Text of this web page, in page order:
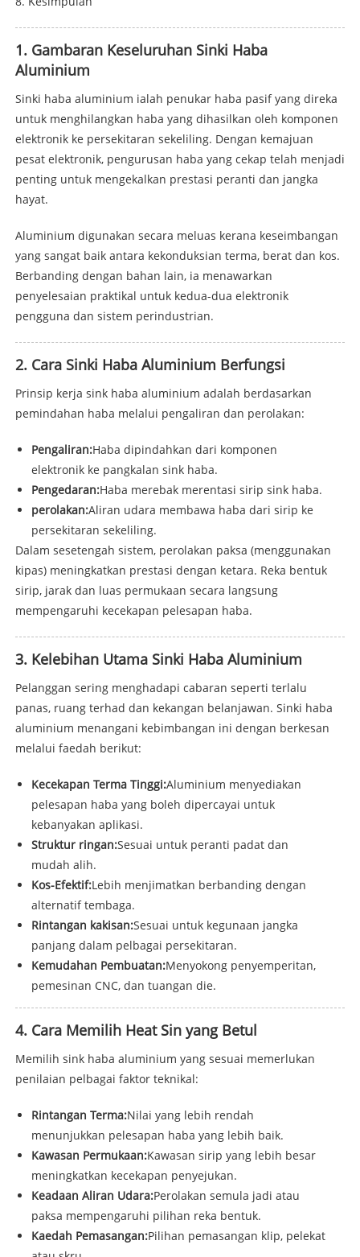
1. Gambaran Keseluruhan Sinki Haba
Aluminium
Sinki haba aluminium ialah penukar haba pasif yang direka
untuk menghilangkan haba yang dihasilkan oleh komponen
elektronik ke persekitaran sekeliling. Dengan kemajuan
pesat elektronik, pengurusan haba yang cekap telah menjadi
penting untuk mengekalkan prestasi peranti dan jangka
hayat.
Aluminium digunakan secara meluas kerana keseimbangan
yang sangat baik antara kekonduksian terma, berat dan kos.
Berbanding dengan bahan lain, ia menawarkan
penyelesaian praktikal untuk kedua-dua elektronik
pengguna dan sistem perindustrian.
2. Cara Sinki Haba Aluminium Berfungsi
Prinsip kerja sink haba aluminium adalah berdasarkan
pemindahan haba melalui pengaliran dan perolakan:
Pengaliran:Haba dipindahkan dari komponen
elektronik ke pangkalan sink haba.
Pengedaran:Haba merebak merentasi sirip sink haba.
perolakan:Aliran udara membawa haba dari sirip ke
persekitaran sekeliling.
Dalam sesetengah sistem, perolakan paksa (menggunakan
kipas) meningkatkan prestasi dengan ketara. Reka bentuk
sirip, jarak dan luas permukaan secara langsung
mempengaruhi kecekapan pelesapan haba.
3. Kelebihan Utama Sinki Haba Aluminium
Pelanggan sering menghadapi cabaran seperti terlalu
panas, ruang terhad dan kekangan belanjawan. Sinki haba
aluminium menangani kebimbangan ini dengan berkesan
melalui faedah berikut:
Kecekapan Terma Tinggi:Aluminium menyediakan
pelesapan haba yang boleh dipercayai untuk
kebanyakan aplikasi.
Struktur ringan:Sesuai untuk peranti padat dan
mudah alih.
Kos-Efektif:Lebih menjimatkan berbanding dengan
alternatif tembaga.
Rintangan kakisan:Sesuai untuk kegunaan jangka
panjang dalam pelbagai persekitaran.
Kemudahan Pembuatan:Menyokong penyemperitan,
pemesinan CNC, dan tuangan die.
4. Cara Memilih Heat Sin yang Betul
Memilih sink haba aluminium yang sesuai memerlukan
penilaian pelbagai faktor teknikal:
Rintangan Terma:Nilai yang lebih rendah
menunjukkan pelesapan haba yang lebih baik.
Kawasan Permukaan:Kawasan sirip yang lebih besar
meningkatkan kecekapan penyejukan.
Keadaan Aliran Udara:Perolakan semula jadi atau
paksa mempengaruhi pilihan reka bentuk.
Kaedah Pemasangan:Pilihan pemasangan klip, pelekat